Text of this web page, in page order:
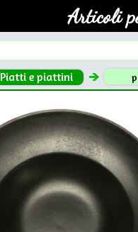
Articoli
Piatti e piattini